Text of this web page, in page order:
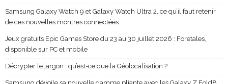
Samsung Galaxy Watch 9 et Galaxy Watch Ultra 2, ce qu’il faut retenir
de ces nouvelles montres connectées
Jeux gratuits Epic Games Store du 23 au 30 juillet 2026 : Foretales,
disponible sur PC et mobile
Décrypter le jargon : qu’est-ce que la Géolocalisation ?